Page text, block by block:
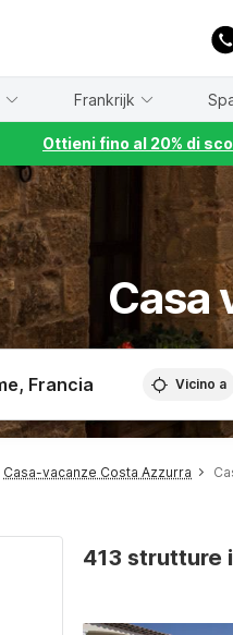
Frankrijk
Ottieni fino al 20% di
Casa
Vicino a
Casa-vacanze Costa Azzurra
413 strutture